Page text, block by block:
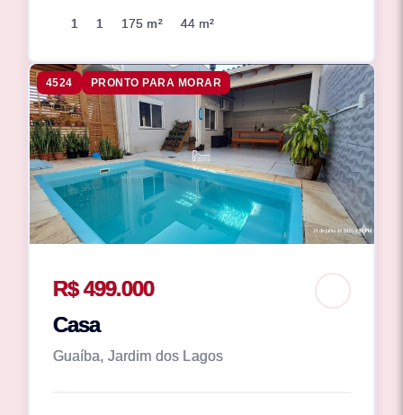
1 1 175 m² 44 m²
4524 PRONTO PARA MORAR
R$ 499.000
Casa
Guaíba, Jardim dos Lagos